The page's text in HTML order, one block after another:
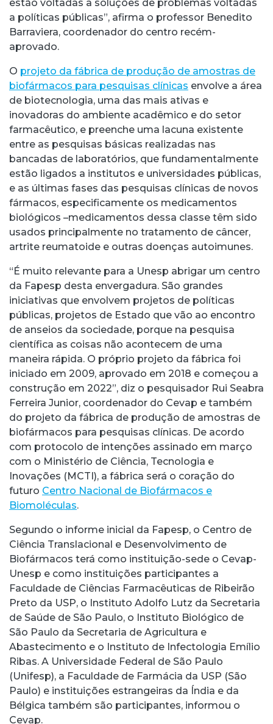
estão voltadas a soluções de problemas voltadas
a políticas públicas”, afirma o professor Benedito
Barraviera, coordenador do centro recém-
aprovado.
O projeto da fábrica de produção de amostras de
biofármacos para pesquisas clínicas envolve a área
de biotecnologia, uma das mais ativas e
inovadoras do ambiente acadêmico e do setor
farmacêutico, e preenche uma lacuna existente
entre as pesquisas básicas realizadas nas
bancadas de laboratórios, que fundamentalmente
estão ligados a institutos e universidades públicas,
e as últimas fases das pesquisas clínicas de novos
fármacos, especificamente os medicamentos
biológicos –medicamentos dessa classe têm sido
usados principalmente no tratamento de câncer,
artrite reumatoide e outras doenças autoimunes.
“É muito relevante para a Unesp abrigar um centro
da Fapesp desta envergadura. São grandes
iniciativas que envolvem projetos de políticas
públicas, projetos de Estado que vão ao encontro
de anseios da sociedade, porque na pesquisa
científica as coisas não acontecem de uma
maneira rápida. O próprio projeto da fábrica foi
iniciado em 2009, aprovado em 2018 e começou a
construção em 2022”, diz o pesquisador Rui Seabra
Ferreira Junior, coordenador do Cevap e também
do projeto da fábrica de produção de amostras de
biofármacos para pesquisas clínicas. De acordo
com protocolo de intenções assinado em março
com o Ministério de Ciência, Tecnologia e
Inovações (MCTI), a fábrica será o coração do
futuro Centro Nacional de Biofármacos e
Biomoléculas.
Segundo o informe inicial da Fapesp, o Centro de
Ciência Translacional e Desenvolvimento de
Biofármacos terá como instituição-sede o Cevap-
Unesp e como instituições participantes a
Faculdade de Ciências Farmacêuticas de Ribeirão
Preto da USP, o Instituto Adolfo Lutz da Secretaria
de Saúde de São Paulo, o Instituto Biológico de
São Paulo da Secretaria de Agricultura e
Abastecimento e o Instituto de Infectologia Emílio
Ribas. A Universidade Federal de São Paulo
(Unifesp), a Faculdade de Farmácia da USP (São
Paulo) e instituições estrangeiras da Índia e da
Bélgica também são participantes, informou o
Cevap.